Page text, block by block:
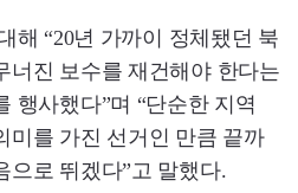
해 “20년 가까이 정체됐던 북
너진 보수를 재건해야 한다는
행사했다”며 “단순한 지역
미를 가진 선거인 만큼 끝까
으로 뛰겠다”고 말했다.